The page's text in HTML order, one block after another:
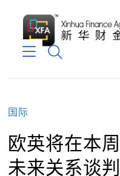
国际
欧英将在本
未来关系谈判